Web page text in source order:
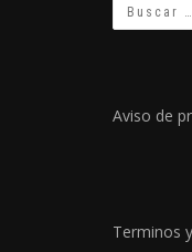
Aviso de
Terminos